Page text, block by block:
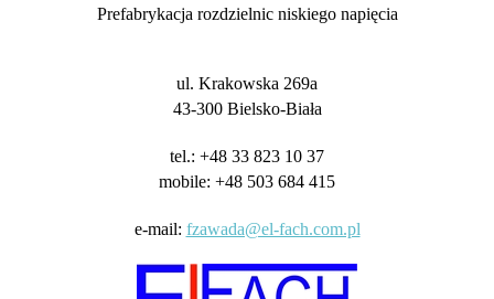
Prefabrykacja rozdzielnic niskiego napięcia
ul. Krakowska 269a
43-300 Bielsko-Biała
tel.: +48 33 823 10 37
mobile: +48 503 684 415
e-mail: fzawada@el-fach.com.pl